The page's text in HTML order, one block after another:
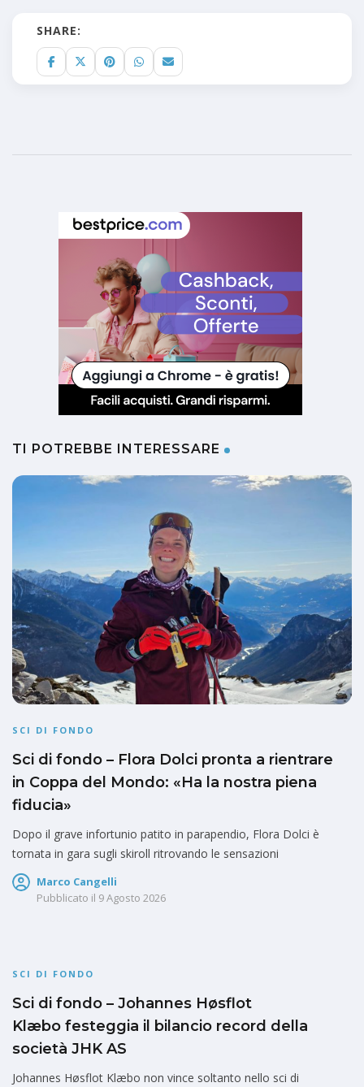
SHARE:
TI POTREBBE INTERESSARE
SCI DI FONDO
Sci di fondo – Flora Dolci pronta a rientrare
in Coppa del Mondo: «Ha la nostra piena
fiducia»
Dopo il grave infortunio patito in parapendio, Flora Dolci è
tornata in gara sugli skiroll ritrovando le sensazioni
Marco Cangelli
Pubblicato il 9 Agosto 2026
SCI DI FONDO
Sci di fondo – Johannes Høsflot
Klæbo festeggia il bilancio record della
società JHK AS
Johannes Høsflot Klæbo non vince soltanto nello sci di